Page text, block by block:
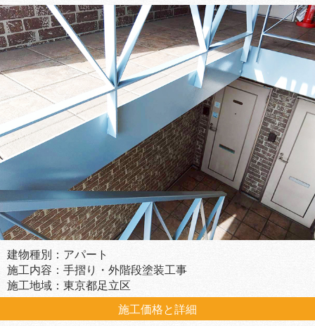
建物種別：アパート
施工内容：手摺り・外階段塗装工事
施工地域：東京都足立区
施工価格と詳細